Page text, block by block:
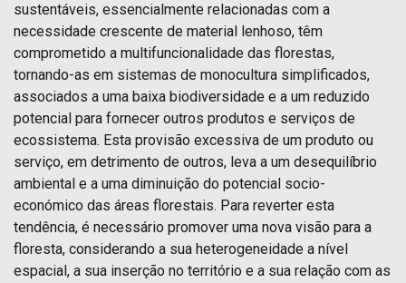
sustentáveis, essencialmente relacionadas com a
necessidade crescente de material lenhoso, têm
comprometido a multifuncionalidade das florestas,
tornando-as em sistemas de monocultura simplificados,
associados a uma baixa biodiversidade e a um reduzido
potencial para fornecer outros produtos e serviços de
ecossistema. Esta provisão excessiva de um produto ou
serviço, em detrimento de outros, leva a um desequilíbrio
ambiental e a uma diminuição do potencial socio-
económico das áreas florestais. Para reverter esta
tendência, é necessário promover uma nova visão para a
floresta, considerando a sua heterogeneidade a nível
espacial, a sua inserção no território e a sua relação com as